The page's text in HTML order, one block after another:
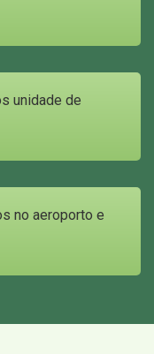
unidade de
no aeroporto e